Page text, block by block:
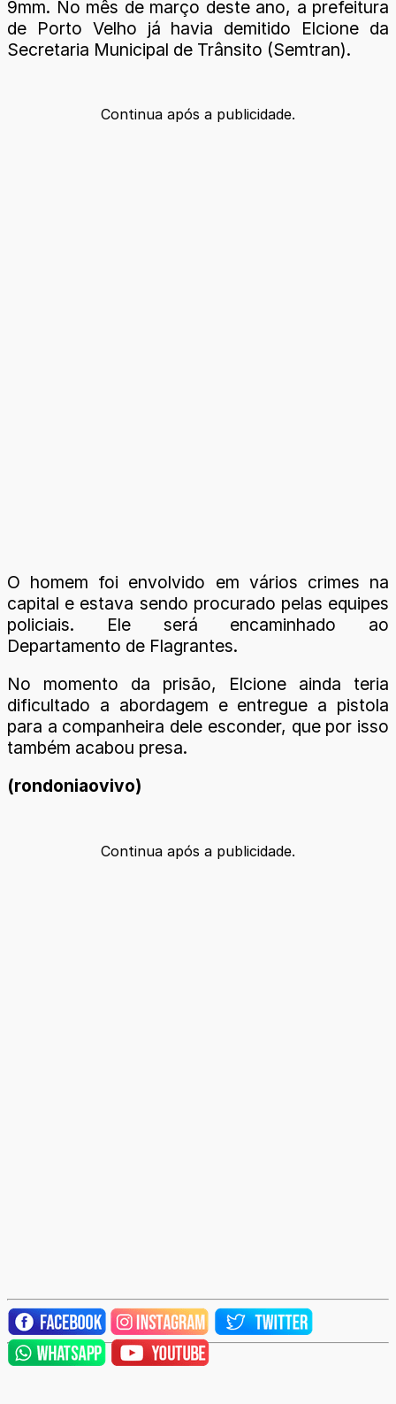
9mm. No mês de março deste ano, a prefeitura
de Porto Velho já havia demitido Elcione da
Secretaria Municipal de Trânsito (Semtran).
Continua após a publicidade.
O homem foi envolvido em vários crimes na
capital e estava sendo procurado pelas equipes
policiais. Ele será encaminhado ao
Departamento de Flagrantes.
No momento da prisão, Elcione ainda teria
dificultado a abordagem e entregue a pistola
para a companheira dele esconder, que por isso
também acabou presa.
(rondoniaovivo)
Continua após a publicidade.